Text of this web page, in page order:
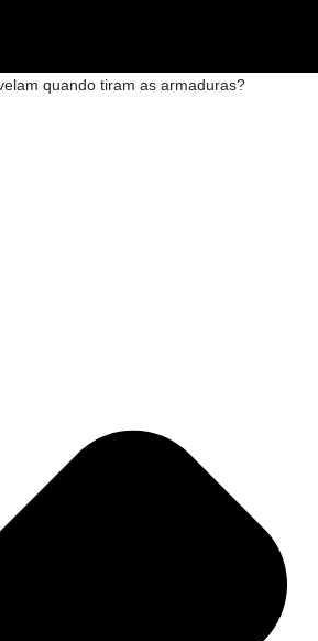
quando tiram as armaduras?